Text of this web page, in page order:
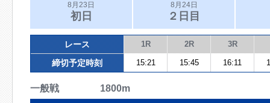
8月23日
初日
8月24日
２日目
レース 1R 2R 3R
締切予定時刻 15:21 15:45 16:11
一般戦 1800m